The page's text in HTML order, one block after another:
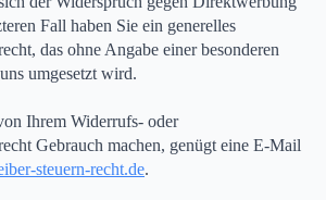
Fall haben Sie ein generelles
das ohne Angabe einer besonderen
umgesetzt wird.
Ihrem Widerrufs- oder
Gebrauch machen, genügt eine E-Mail
steuern-recht.de.